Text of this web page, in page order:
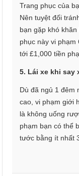
Trang phục của
Nên tuyệt đối
bạn gặp khó
phục này vi
tới £1,000 tiền
5. Lái xe khi say
Dù đã ngủ 1 đêm
cao, vi phạm giới
là không uống
phạm bạn có thể
tước bằng ít nhất